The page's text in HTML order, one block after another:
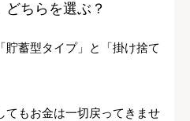
ちらを選ぶ？
貯蓄型タイプ」と「掛け捨て
てもお金は一切戻ってきませ